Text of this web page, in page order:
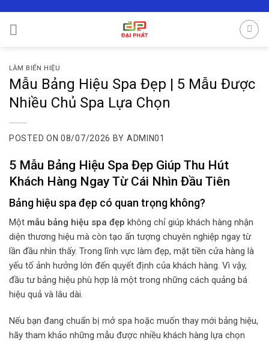
content
LÀM BIỂN HIỆU
Mẫu Bảng Hiệu Spa Đẹp | 5 Mẫu Được
Nhiều Chủ Spa Lựa Chọn
POSTED ON 08/07/2026 BY ADMIN01
5 Mẫu Bảng Hiệu Spa Đẹp Giúp Thu Hút
Khách Hàng Ngay Từ Cái Nhìn Đầu Tiên
Bảng hiệu spa đẹp có quan trọng không?
Một mẫu bảng hiệu spa đẹp không chỉ giúp khách hàng nhận
diện thương hiệu mà còn tạo ấn tượng chuyên nghiệp ngay từ
lần đầu nhìn thấy. Trong lĩnh vực làm đẹp, mặt tiền cửa hàng là
yếu tố ảnh hưởng lớn đến quyết định của khách hàng. Vì vậy,
đầu tư bảng hiệu phù hợp là một trong những cách quảng bá
hiệu quả và lâu dài.
Nếu bạn đang chuẩn bị mở spa hoặc muốn thay mới bảng hiệu,
hãy tham khảo những mẫu được nhiều khách hàng lựa chọn